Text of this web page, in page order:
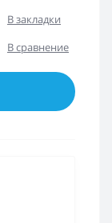
В закладки
В сравнение